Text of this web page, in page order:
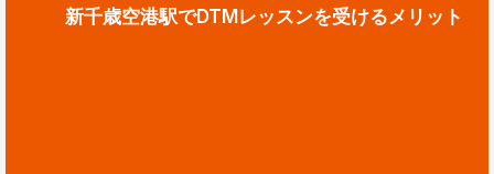
新千歳空港駅でDTMレッスンを受けるメリット